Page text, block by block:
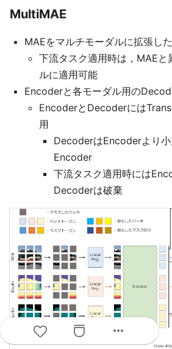
MultiMAE
MAEをマルチモーダルに拡張し
下流タスク適用時は，MAEと
ルに適用可能
Encoderと各モーダル用の
EncoderとDecoderには
用
DecoderはEncoderより
Encoder
下流タスク適用時には
Decoderは破棄
more_horiz